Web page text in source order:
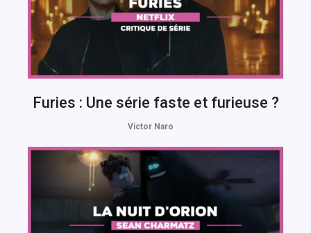
Furies : Une série faste et furieuse ?
Victor Naro